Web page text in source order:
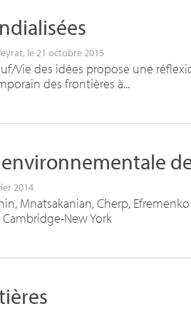
, le 21 octobre 2015
Vie des idées propose une
des frontières à...
2014
Mnatsakanian, Cherp,
Cambridge-New York